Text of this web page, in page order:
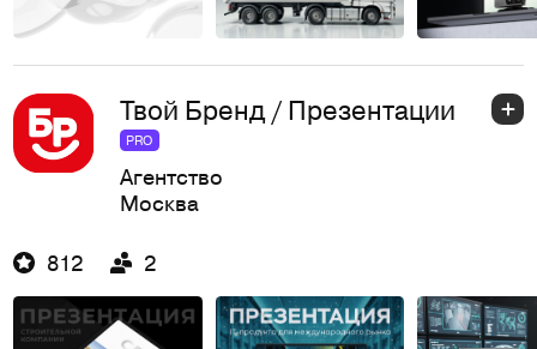
Твой Бренд / Презентации
PRO
Агентство
Москва
812 2